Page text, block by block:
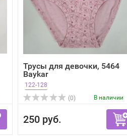
Трусы для девочки, 5464
Baykar
122-128
(0)
В наличии
250 руб.